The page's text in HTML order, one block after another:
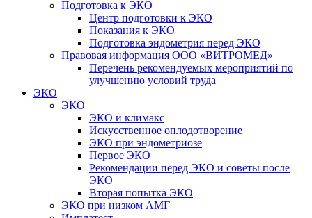
Подготовка к ЭКО
Центр подготовки к ЭКО
Показания к ЭКО
Подготовка эндометрия перед ЭКО
Правовая информация ООО «ВИТРОМЕД»
Перечень рекомендуемых мероприятий по
улучшению условий труда
ЭКО
ЭКО
ЭКО и климакс
Искусственное оплодотворение
ЭКО при эндометриозе
Первое ЭКО
Рекомендации перед ЭКО и советы после
ЭКО
Вторая попытка ЭКО
ЭКО при низком АМГ